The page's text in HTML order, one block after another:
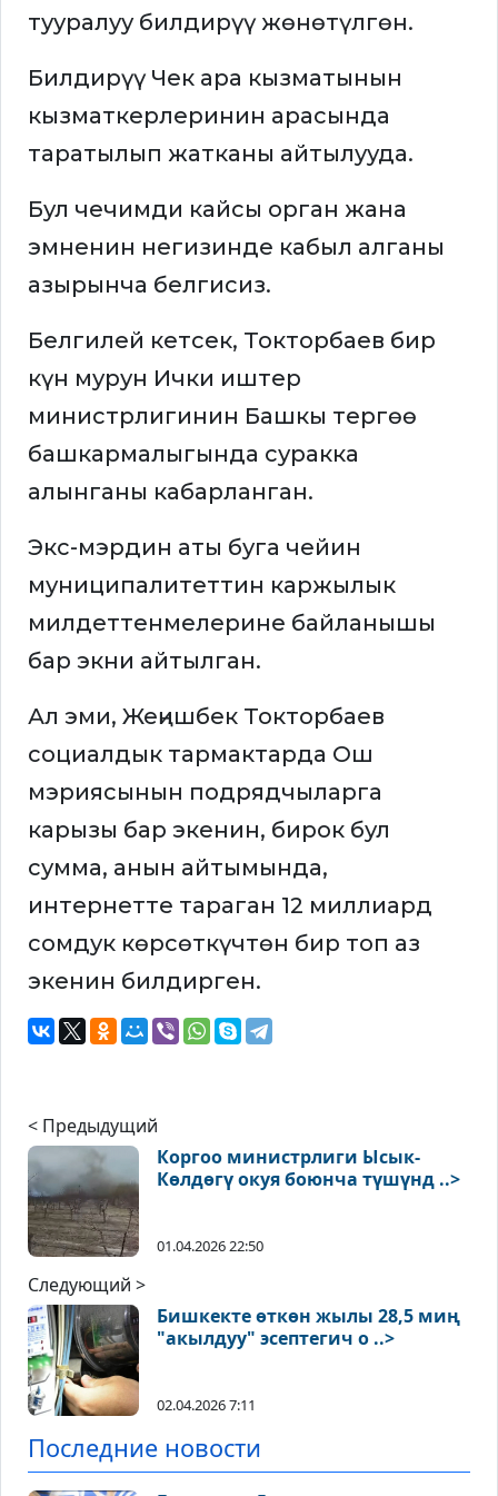
тууралуу билдирүү жөнөтүлгөн.
Билдирүү Чек ара кызматынын
кызматкерлеринин арасында
таратылып жатканы айтылууда.
Бул чечимди кайсы орган жана
эмненин негизинде кабыл алганы
азырынча белгисиз.
Белгилей кетсек, Токторбаев бир
күн мурун Ички иштер
министрлигинин Башкы тергөө
башкармалыгында суракка
алынганы кабарланган.
Экс-мэрдин аты буга чейин
муниципалитеттин каржылык
милдеттенмелерине байланышы
бар экни айтылган.
Ал эми, Жеңишбек Токторбаев
социалдык тармактарда Ош
мэриясынын подрядчыларга
карызы бар экенин, бирок бул
сумма, анын айтымында,
интернетте тараган 12 миллиард
сомдук көрсөткүчтөн бир топ аз
экенин билдирген.
< Предыдущий
Коргоо министрлиги Ысык-
Көлдөгү окуя боюнча түшүнд ..>
01.04.2026 22:50
Следующий >
Бишкекте өткөн жылы 28,5 миң
"акылдуу" эсептегич о ..>
02.04.2026 7:11
Последние новости